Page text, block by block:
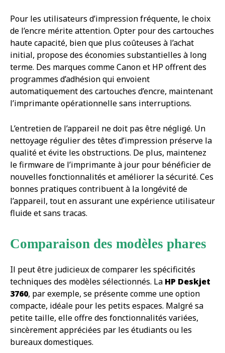
Pour les utilisateurs d’impression fréquente, le choix
de l’encre mérite attention. Opter pour des cartouches
haute capacité, bien que plus coûteuses à l’achat
initial, propose des économies substantielles à long
terme. Des marques comme Canon et HP offrent des
programmes d’adhésion qui envoient
automatiquement des cartouches d’encre, maintenant
l’imprimante opérationnelle sans interruptions.
L’entretien de l’appareil ne doit pas être négligé. Un
nettoyage régulier des têtes d’impression préserve la
qualité et évite les obstructions. De plus, maintenez
le firmware de l’imprimante à jour pour bénéficier de
nouvelles fonctionnalités et améliorer la sécurité. Ces
bonnes pratiques contribuent à la longévité de
l’appareil, tout en assurant une expérience utilisateur
fluide et sans tracas.
Comparaison des modèles phares
Il peut être judicieux de comparer les spécificités
techniques des modèles sélectionnés. La HP Deskjet
3760, par exemple, se présente comme une option
compacte, idéale pour les petits espaces. Malgré sa
petite taille, elle offre des fonctionnalités variées,
sincèrement appréciées par les étudiants ou les
bureaux domestiques.